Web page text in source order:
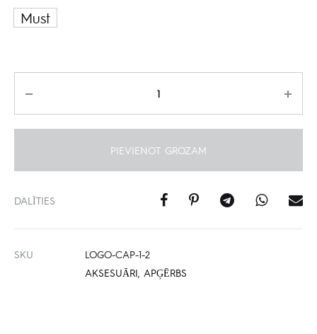
Must
PIEVIENOT GROZAM
DALĪTIES
SKU
LOGO-CAP-1-2
AKSESUĀRI APĢĒRBS